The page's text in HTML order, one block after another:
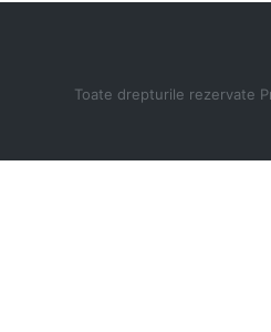
Toate drepturile rezervate